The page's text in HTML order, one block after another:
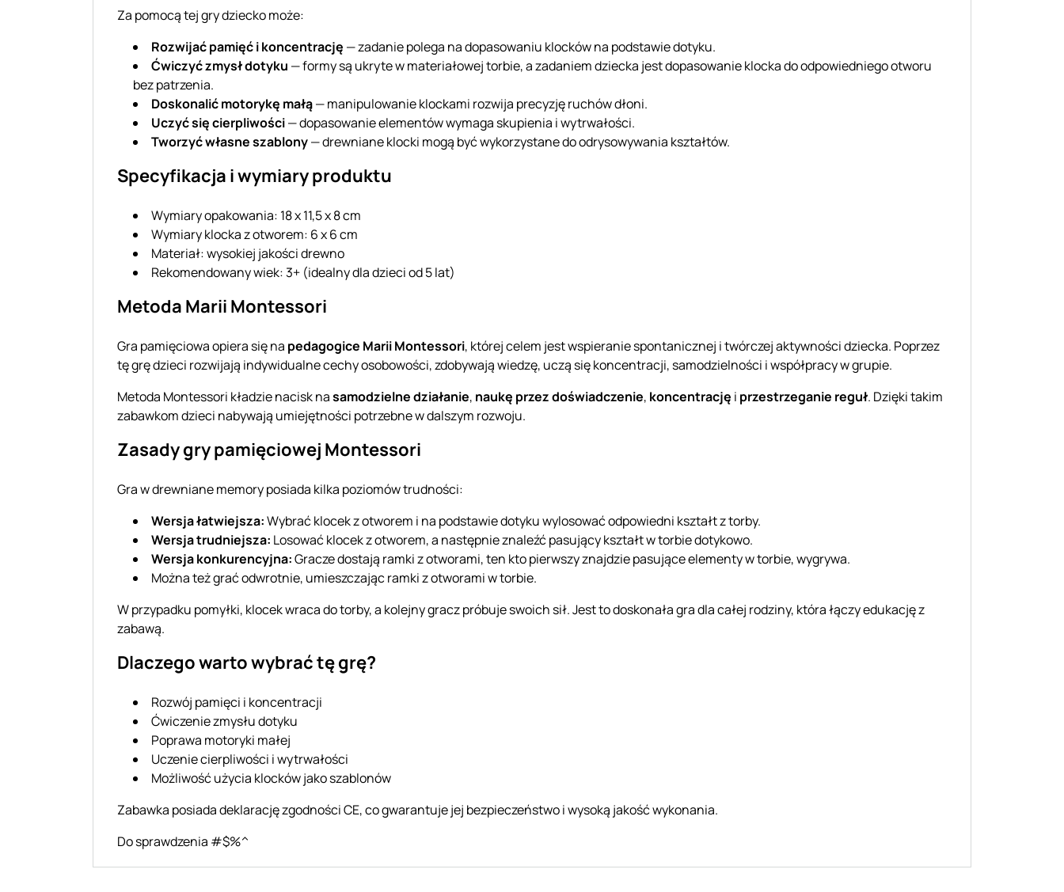
Za pomocą tej gry dziecko może:
Rozwijać pamięć i koncentrację — zadanie polega na dopasowaniu klocków na podstawie dotyku.
Ćwiczyć zmysł dotyku — formy są ukryte w materiałowej torbie, a zadaniem dziecka jest dopasowanie klocka do odpowiedniego otworu
bez patrzenia.
Doskonalić motorykę małą— manipulowanie klockami rozwija precyzję ruchów dłoni.
Uczyć się cierpliwości— dopasowanie elementów wymaga skupienia i wytrwałości.
Tworzyć własne szablony— drewniane klocki mogą być wykorzystane do odrysowywania kształtów.
Specyfikacja i wymiary produktu
Wymiary opakowania: 18 x 11,5 x 8 cm
Wymiary klocka z otworem: 6 x 6 cm
Materiał: wysokiej jakości drewno
Rekomendowany wiek: 3+ (idealny dla dzieci od 5 lat)
Metoda Marii Montessori
Gra pamięciowa opiera się na pedagogice Marii Montessori, której celem jest wspieranie spontanicznej i twórczej aktywności dziecka. Poprzez
tę grę dzieci rozwijają indywidualne cechy osobowości, zdobywają wiedzę, uczą się koncentracji, samodzielności i współpracy w grupie.
Metoda Montessori kładzie nacisk nasamodzielne działanie, naukę przez doświadczenie, koncentrację i przestrzeganie reguł. Dzięki takim
zabawkom dzieci nabywają umiejętności potrzebne w dalszym rozwoju.
Zasady gry pamięciowej Montessori
Gra w drewniane memory posiada kilka poziomów trudności:
Wersja łatwiejsza:Wybrać klocek z otworem i na podstawie dotyku wylosować odpowiedni kształt z torby.
Wersja trudniejsza: Losować klocek z otworem, a następnie znaleźć pasujący kształt w torbie dotykowo.
Wersja konkurencyjna:Gracze dostają ramki z otworami, ten kto pierwszy znajdzie pasujące elementy w torbie, wygrywa.
Można też grać odwrotnie, umieszczając ramki z otworami w torbie.
W przypadku pomyłki, klocek wraca do torby, a kolejny gracz próbuje swoich sił. Jest to doskonała gra dla całej rodziny, która łączy edukację z
zabawą.
Dlaczego warto wybrać tę grę?
Rozwój pamięci i koncentracji
Ćwiczenie zmysłu dotyku
Poprawa motoryki małej
Uczenie cierpliwości i wytrwałości
Możliwość użycia klocków jako szablonów
Zabawka posiada deklarację zgodności CE, co gwarantuje jej bezpieczeństwo i wysoką jakość wykonania.
Do sprawdzenia #$%^